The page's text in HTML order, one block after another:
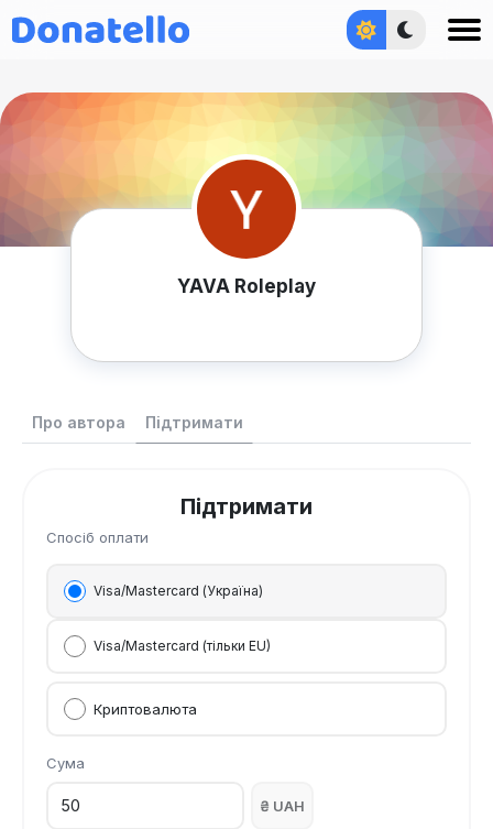
YAVA Roleplay
Про автора Підтримати
Підтримати
Спосіб оплати
Visa/Mastercard (Україна)
Visa/Mastercard (тільки EU)
Криптовалюта
Сума
₴ UAH